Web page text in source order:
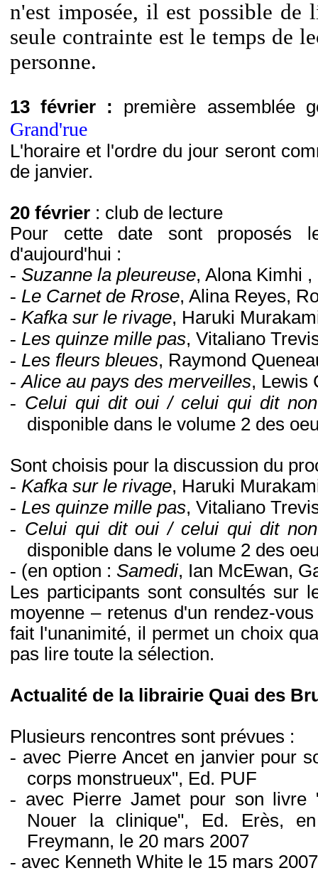
n'est imposée, il est possible de
seule contrainte est le temps de
personne.
13 février : première assemblée
Grand'rue
L'horaire et l'ordre du jour seront
de janvier.
20 février : club de lecture
Pour cette date sont proposés
d'aujourd'hui :
- Suzanne la pleureuse, Alona Kimhi ,
- Le Carnet de Rrose, Alina Reyes,
- Kafka sur le rivage, Haruki
- Les quinze mille pas, Vitaliano
- Les fleurs bleues, Raymond
- Alice au pays des merveilles, Lewis
- Celui qui dit oui / celui qui dit non
disponible dans le volume 2 des
Sont choisis pour la discussion du
- Kafka sur le rivage, Haruki
- Les quinze mille pas, Vitaliano
- Celui qui dit oui / celui qui dit non
disponible dans le volume 2 des
- (en option : Samedi, Ian McEwan,
Les participants sont consultés sur
moyenne – retenus d'un rendez-
fait l'unanimité, il permet un choix
pas lire toute la sélection.
Actualité de la librairie Quai des
Plusieurs rencontres sont prévues :
- avec Pierre Ancet en janvier pour
corps monstrueux", Ed. PUF
- avec Pierre Jamet pour son livre
Nouer la clinique", Ed. Erès,
Freymann, le 20 mars 2007
- avec Kenneth White le 15 mars 2007